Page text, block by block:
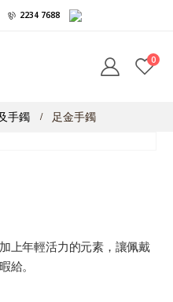
2234 7688
0
手鐲 足金手鐲
上年輕活力的元素，讓佩戴
給。